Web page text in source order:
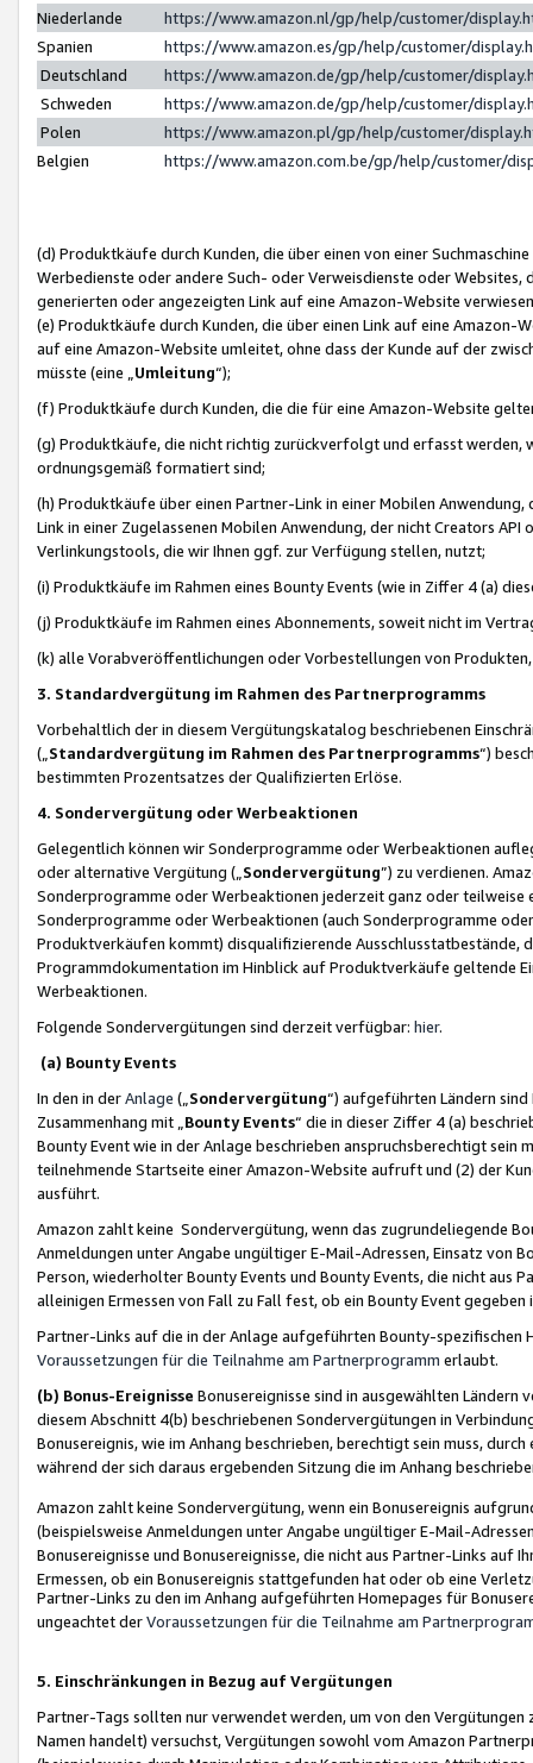
Niederlande
https://www.amazon.nl/gp/help/customer/
Spanien
https://www.amazon.es/gp/help/customer/
Deutschland
https://www.amazon.de/gp/help/customer/
Schweden
https://www.amazon.de/gp/help/customer/
Polen
https://www.amazon.pl/gp/help/customer/
Belgien
https://www.amazon.com.be/gp/help/customer/
(d) Produktkäufe durch Kunden, die über einen von einer
Werbedienste oder andere Such- oder Verweisdienste oder Websites,
generierten oder angezeigten Link auf eine Amazon-Website
(e) Produktkäufe durch Kunden, die über einen Link auf eine
auf eine Amazon-Website umleitet, ohne dass der Kunde auf der
müsste (eine „ Umleitung“);
(f) Produktkäufe durch Kunden, die die für eine Amazon-Website
(g) Produktkäufe, die nicht richtig zurückverfolgt und erfasst werden,
ordnungsgemäß formatiert sind;
(h) Produktkäufe über einen Partner-Link in einer Mobilen
Link in einer Zugelassenen Mobilen Anwendung, der nicht Creators
Verlinkungstools, die wir Ihnen ggf. zur Verfügung stellen, nutzt;
(i) Produktkäufe im Rahmen eines Bounty Events (wie in Ziffer 4 (a)
(j) Produktkäufe im Rahmen eines Abonnements, soweit nicht im
(k) alle Vorabveröffentlichungen oder Vorbestellungen von
3. Standardvergütung im Rahmen des Partnerprogramms
Vorbehaltlich der in diesem Vergütungskatalog beschriebenen
(„ Standardvergütung im Rahmen des Partnerprogramms“)
bestimmten Prozentsatzes der Qualifizierten Erlöse.
4. Sondervergütung oder Werbeaktionen
Gelegentlich können wir Sonderprogramme oder Werbeaktionen
oder alternative Vergütung („ Sondervergütung”) zu verdienen.
Sonderprogramme oder Werbeaktionen jederzeit ganz oder
Sonderprogramme oder Werbeaktionen (auch Sonderprogramme
Produktverkäufen kommt) disqualifizierende Ausschlusstatbestände,
Programmdokumentation im Hinblick auf Produktverkäufe geltende
Werbeaktionen.
Folgende Sondervergütungen sind derzeit verfügbar: hier.
(a) Bounty Events
In den in derAnlage („ Sondervergütung“) aufgeführten Ländern
Zusammenhang mit „ Bounty Events“ die in dieser Ziffer 4 (a)
Bounty Event wie in der Anlage beschrieben anspruchsberechtigt sein
teilnehmende Startseite einer Amazon-Website aufruft und (2) der
ausführt.
Amazon zahlt keine Sondervergütung, wenn das zugrundeliegende
Anmeldungen unter Angabe ungültiger E-Mail-Adressen, Einsatz von
Person, wiederholter Bounty Events und Bounty Events, die nicht
alleinigen Ermessen von Fall zu Fall fest, ob ein Bounty Event
Partner-Links auf die in der Anlage aufgeführten Bounty-spezifischen
Voraussetzungen für die Teilnahme am Partnerprogramm erlaubt.
(b) Bonus-Ereignisse Bonusereignisse sind in ausgewählten Ländern
diesem Abschnitt 4(b) beschriebenen Sondervergütungen in
Bonusereignis, wie im Anhang beschrieben, berechtigt sein muss,
während der sich daraus ergebenden Sitzung die im Anhang
Amazon zahlt keine Sondervergütung, wenn ein Bonusereignis
(beispielsweise Anmeldungen unter Angabe ungültiger E-Mail-
Bonusereignisse und Bonusereignisse, die nicht aus Partner-Links auf
Ermessen, ob ein Bonusereignis stattgefunden hat oder ob eine
Partner-Links zu den im Anhang aufgeführten Homepages für
ungeachtet derVoraussetzungen für die Teilnahme am
5. Einschränkungen in Bezug auf Vergütungen
Partner-Tags sollten nur verwendet werden, um von den
Namen handelt) versuchst, Vergütungen sowohl vom Amazon